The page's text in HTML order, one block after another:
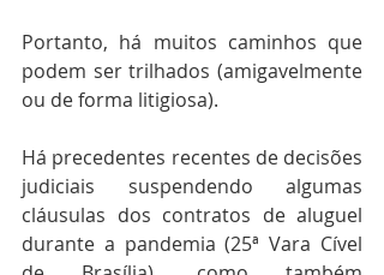
Portanto, há muitos caminhos que
podem ser trilhados (amigavelmente
ou de forma litigiosa).
Há precedentes recentes de decisões
judiciais suspendendo algumas
cláusulas dos contratos de aluguel
durante a pandemia (25ª Vara Cível